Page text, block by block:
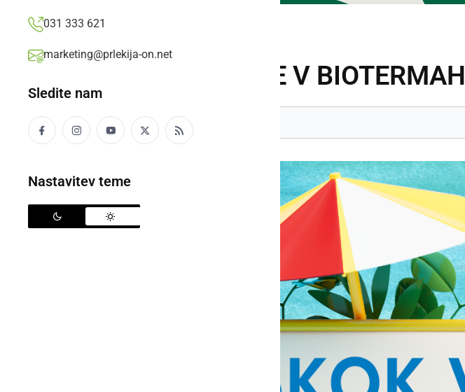
031 333 621
marketing@prlekija-on.net
Sledite nam
Nastavitev teme
SKOK V POLETJE V BIOTERMAH
SOBOTA, 28. JUNIJ 2025 OB 09:00